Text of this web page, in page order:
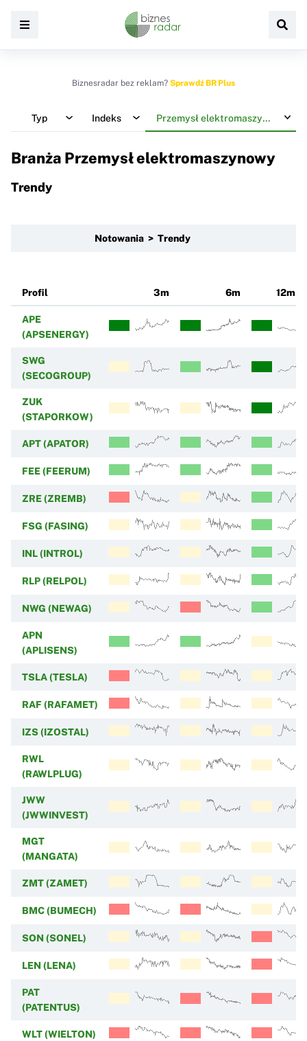
Biznesradar bez reklam? Sprawdź BR Plus
Typ Indeks Przemysł elektromaszynowy
Branża Przemysł elektromaszynowy
Trendy
Notowania > Trendy
Profil 3m 6m 12m
APE
(APSENERGY)
SWG
(SECOGROUP)
ZUK
(STAPORKOW)
APT (APATOR)
FEE (FEERUM)
ZRE (ZREMB)
FSG (FASING)
INL (INTROL)
RLP (RELPOL)
NWG (NEWAG)
APN
(APLISENS)
TSLA (TESLA)
RAF (RAFAMET)
IZS (IZOSTAL)
RWL
(RAWLPLUG)
JWW
(JWWINVEST)
MGT
(MANGATA)
ZMT (ZAMET)
BMC (BUMECH)
SON (SONEL)
LEN (LENA)
PAT
(PATENTUS)
WLT (WIELTON)